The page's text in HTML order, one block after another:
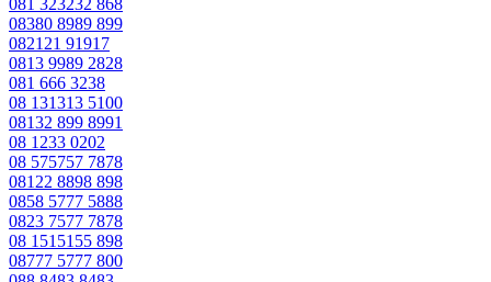
08380 8989 899
082121 91917
0813 9989 2828
081 666 3238
08 131313 5100
08132 899 8991
08 1233 0202
08 575757 7878
08122 8898 898
0858 5777 5888
0823 7577 7878
08 1515155 898
08777 5777 800